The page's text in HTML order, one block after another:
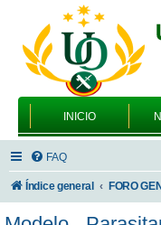
INICIO
FAQ
Índice general